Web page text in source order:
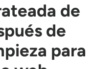
de
de
para